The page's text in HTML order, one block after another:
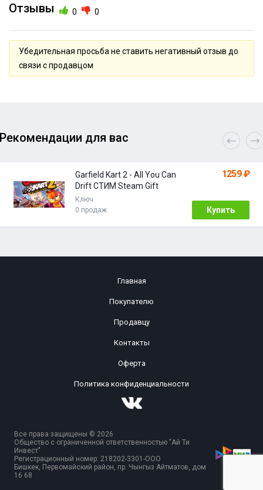
Отзывы 0 0
Убедительная просьба не ставить негативный отзыв до
связи с продавцом
Рекомендации для вас
Garfield Kart 2 - All You Can
Drift СТИМ Steam Gift
Ключ
0 продаж
1259 ₽
Купить
Главная
Покупателю
Продавцу
Контакты
Оферта
Политика конфиденциальности
Все права защищены © 2026
Общество с ограниченной ответственностью "Ай Ти
Инвест"
Регистрационный номер: 218202-3301-ООО
Бишкек, Первомайский район, пр. Чынгыз Айтматов, дом
16 68